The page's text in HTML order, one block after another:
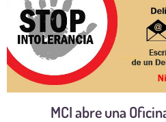
MCI abre una